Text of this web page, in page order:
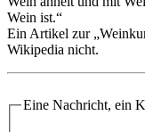
Wein ist.“
Ein Artikel zur
Wikipedia nicht.
Eine Nachricht, ein